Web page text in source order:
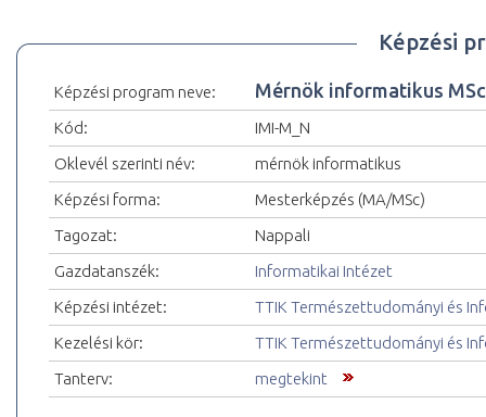
Képzési
Képzési program neve: Mérnök informatikus
Kód:
IMI-M_N
Oklevél szerinti név:
mérnök informatikus
Képzési forma:
Mesterképzés (MA/MSc)
Tagozat:
Nappali
Gazdatanszék:
Informatikai Intézet
Képzési intézet:
TTIK Természettudományi és
Kezelési kör:
TTIK Természettudományi és
Tanterv:
megtekint